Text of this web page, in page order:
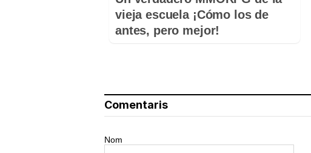
vieja escuela ¡Cómo los de
antes, pero mejor!
Comentaris
Nom